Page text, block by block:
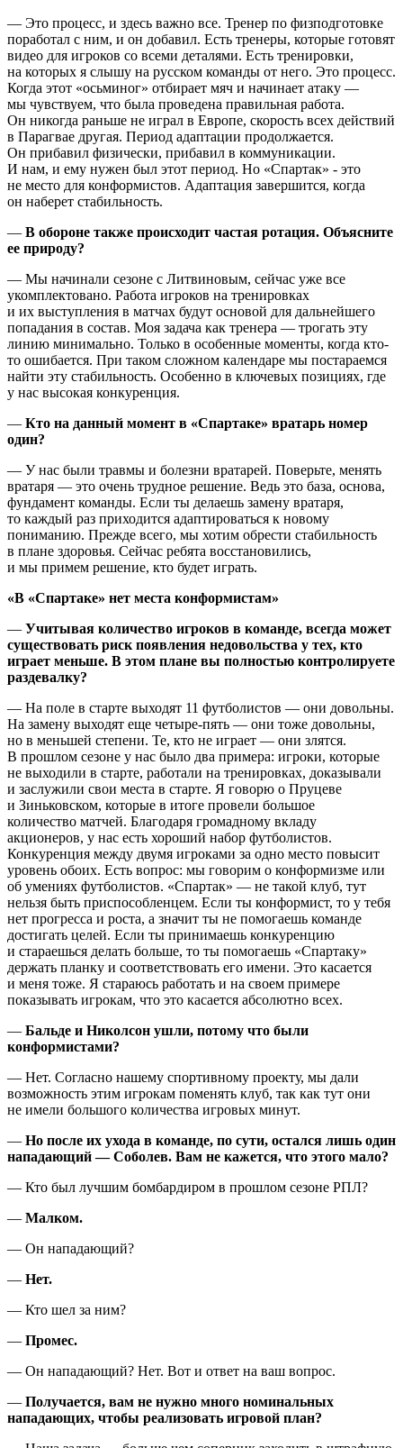
— Это процесс, и здесь важно все. Тренер по физподготовке
поработал с ним, и он добавил. Есть тренеры, которые готовят
видео для игроков со всеми деталями. Есть тренировки,
на которых я слышу на русском команды от него. Это процесс.
Когда этот «осьминог» отбирает мяч и начинает атаку —
мы чувствуем, что была проведена правильная работа.
Он никогда раньше не играл в Европе, скорость всех действий
в Парагвае другая. Период адаптации продолжается.
Он прибавил физически, прибавил в коммуникации.
И нам, и ему нужен был этот период. Но «Спартак» - это
не место для конформистов. Адаптация завершится, когда
он наберет стабильность.
— В обороне также происходит частая ротация. Объясните
ее природу?
— Мы начинали сезоне с Литвиновым, сейчас уже все
укомплектовано. Работа игроков на тренировках
и их выступления в матчах будут основой для дальнейшего
попадания в состав. Моя задача как тренера — трогать эту
линию минимально. Только в особенные моменты, когда кто-
то ошибается. При таком сложном календаре мы постараемся
найти эту стабильность. Особенно в ключевых позициях, где
у нас высокая конкуренция.
— Кто на данный момент в «Спартаке» вратарь номер
один?
— У нас были травмы и болезни вратарей. Поверьте, менять
вратаря — это очень трудное решение. Ведь это база, основа,
фундамент команды. Если ты делаешь замену вратаря,
то каждый раз приходится адаптироваться к новому
пониманию. Прежде всего, мы хотим обрести стабильность
в плане здоровья. Сейчас ребята восстановились,
и мы примем решение, кто будет играть.
«В «Спартаке» нет места конформистам»
— Учитывая количество игроков в команде, всегда может
существовать риск появления недовольства у тех, кто
играет меньше. В этом плане вы полностью контролируете
раздевалку?
— На поле в старте выходят 11 футболистов — они довольны.
На замену выходят еще четыре-пять — они тоже довольны,
но в меньшей степени. Те, кто не играет — они злятся.
В прошлом сезоне у нас было два примера: игроки, которые
не выходили в старте, работали на тренировках, доказывали
и заслужили свои места в старте. Я говорю о Пруцеве
и Зиньковском, которые в итоге провели большое
количество матчей. Благодаря громадному вкладу
акционеров, у нас есть хороший набор футболистов.
Конкуренция между двумя игроками за одно место повысит
уровень обоих. Есть вопрос: мы говорим о конформизме или
об умениях футболистов. «Спартак» — не такой клуб, тут
нельзя быть приспособленцем. Если ты конформист, то у тебя
нет прогресса и роста, а значит ты не помогаешь команде
достигать целей. Если ты принимаешь конкуренцию
и стараешься делать больше, то ты помогаешь «Спартаку»
держать планку и соответствовать его имени. Это касается
и меня тоже. Я стараюсь работать и на своем примере
показывать игрокам, что это касается абсолютно всех.
— Бальде и Николсон ушли, потому что были
конформистами?
— Нет. Согласно нашему спортивному проекту, мы дали
возможность этим игрокам поменять клуб, так как тут они
не имели большого количества игровых минут.
— Но после их ухода в команде, по сути, остался лишь один
нападающий — Соболев. Вам не кажется, что этого мало?
— Кто был лучшим бомбардиром в прошлом сезоне РПЛ?
— Малком.
— Он нападающий?
— Нет.
— Кто шел за ним?
— Промес.
— Он нападающий? Нет. Вот и ответ на ваш вопрос.
— Получается, вам не нужно много номинальных
нападающих, чтобы реализовать игровой план?